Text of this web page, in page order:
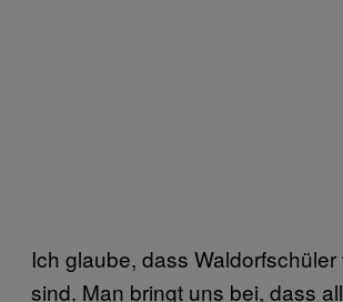
Ich glaube, dass Waldorfschüler
sind. Man bringt uns bei, dass